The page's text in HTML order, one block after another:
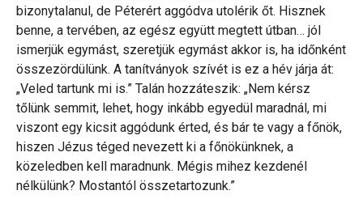
bizonytalanul, de Péterért aggódva utolérik őt. Hisznek
benne, a tervében, az egész együtt megtett útban… jól
ismerjük egymást, szeretjük egymást akkor is, ha időnként
összezördülünk. A tanítványok szívét is ez a hév járja át:
„Veled tartunk mi is.” Talán hozzáteszik: „Nem kérsz
tőlünk semmit, lehet, hogy inkább egyedül maradnál, mi
viszont egy kicsit aggódunk érted, és bár te vagy a főnök,
hiszen Jézus téged nevezett ki a főnökünknek, a
közeledben kell maradnunk. Mégis mihez kezdenél
nélkülünk? Mostantól összetartozunk.”